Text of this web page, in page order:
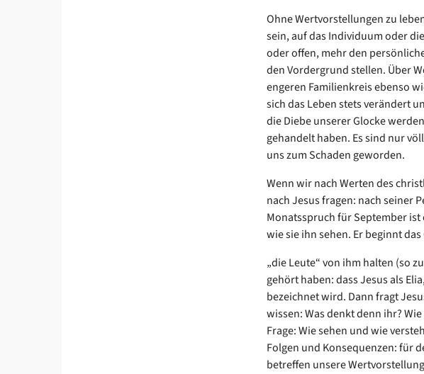
Ohne Wertvorstellungen zu
sein, auf das Individuum oder
oder offen, mehr den
den Vordergrund stellen. Über
engeren Familienkreis ebenso
sich das Leben stets verändert
die Diebe unserer Glocke
gehandelt haben. Es sind nur
uns zum Schaden geworden.
Wenn wir nach Werten des
nach Jesus fragen: nach seiner
Monatsspruch für September
wie sie ihn sehen. Er beginnt
„die Leute“ von ihm halten (so
gehört haben: dass Jesus als
bezeichnet wird. Dann fragt
wissen: Was denkt denn ihr?
Frage: Wie sehen und wie
Folgen und Konsequenzen: für
betreffen unsere